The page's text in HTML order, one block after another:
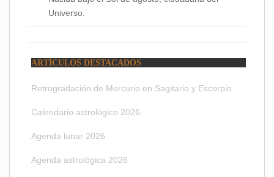
Universo.
ARTÍCULOS DESTACADOS
Retrogradación de Mercurio en Sagitario y Escorpio
Calendario astrológico 2026
Agenda lunar 2026
Agenda astrológica 2026